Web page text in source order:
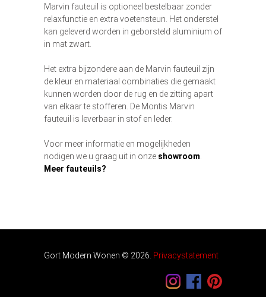
Marvin fauteuil is optioneel bestelbaar zonder
relaxfunctie en extra voetensteun. Het onderstel
kan geleverd worden in geborsteld aluminium of
in mat zwart.
Het extra bijzondere aan de Marvin fauteuil zijn
de kleur en materiaal combinaties die gemaakt
kunnen worden door de rug en de zitting apart
van elkaar te stofferen. De Montis Marvin
fauteuil is leverbaar in stof en leder.
Voor meer informatie en mogelijkheden
nodigen we u graag uit in onze showroom.
Meer fauteuils?
Gort Modern Wonen © 2026. Privacystatement